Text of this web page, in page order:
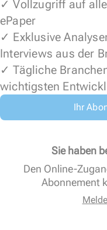
✓ Vollzugriff auf
ePaper
✓ Exklusive
Interviews aus der
✓ Tägliche
wichtigsten
Ihr
Sie haben
Den Online-
Abonnement